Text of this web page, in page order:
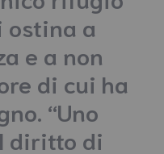
ostina a
e a non
di cui ha
“Uno
diritto di